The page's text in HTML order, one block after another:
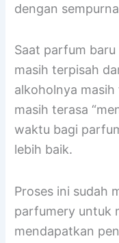
dengan
Saat parfum
masih terpisah
alkoholnya
masih terasa
waktu bagi
lebih baik.
Proses ini sudah
parfumery untuk
mendapatkan